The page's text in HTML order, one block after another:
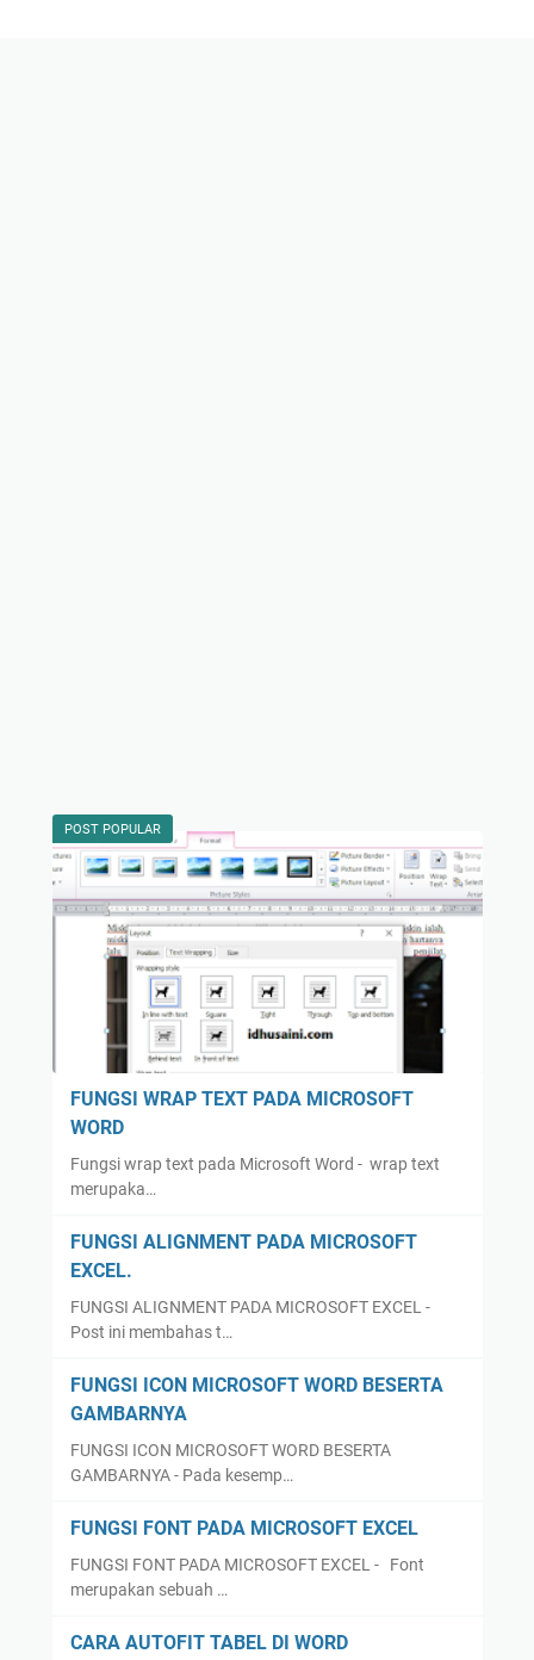
POST POPULAR
FUNGSI WRAP TEXT PADA MICROSOFT
WORD
Fungsi wrap text pada Microsoft Word - wrap text
merupaka…
FUNGSI ALIGNMENT PADA MICROSOFT
EXCEL.
FUNGSI ALIGNMENT PADA MICROSOFT EXCEL -
Post ini membahas t…
FUNGSI ICON MICROSOFT WORD BESERTA
GAMBARNYA
FUNGSI ICON MICROSOFT WORD BESERTA
GAMBARNYA - Pada kesemp…
FUNGSI FONT PADA MICROSOFT EXCEL
FUNGSI FONT PADA MICROSOFT EXCEL - Font
merupakan sebuah …
CARA AUTOFIT TABEL DI WORD